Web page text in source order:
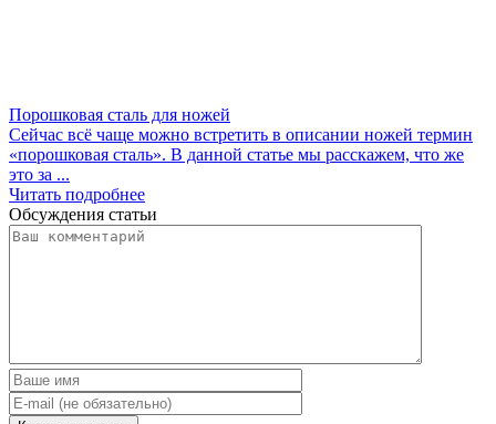
Порошковая сталь для ножей
Сейчас всё чаще можно встретить в описании ножей термин
«порошковая сталь». В данной статье мы расскажем, что же
это за ...
Читать подробнее
Обсуждения статьи